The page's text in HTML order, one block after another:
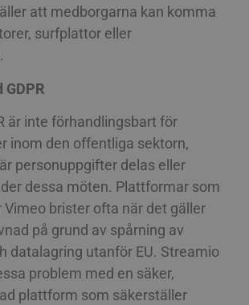
att medborgarna kan komma
surfplattor eller
är inte förhandlingsbart för
inom den offentliga sektorn,
personuppgifter delas eller
dessa möten. Plattformar som
Vimeo brister ofta när det gäller
på grund av spårning av
datalagring utanför EU. Streamio
problem med en säker,
plattform som säkerställer